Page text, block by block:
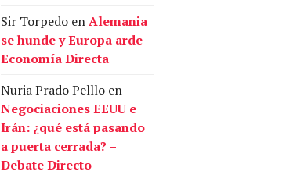
Sir Torpedo enAlemania
se hunde y Europa arde –
Economía Directa
Nuria Prado Pelllo en
Negociaciones EEUU e
Irán: ¿qué está pasando
a puerta cerrada? –
Debate Directo